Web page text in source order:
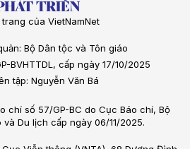
của VietNamNet
Bộ Dân tộc và Tôn giáo
BVHTTDL, cấp ngày 17/10/2025
tập: Nguyễn Văn Bá
chí số 57/GP-BC do Cục Báo chí, Bộ
Du lịch cấp ngày 06/11/2025.